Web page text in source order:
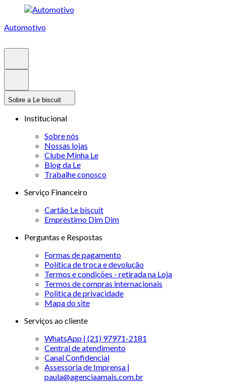
Automotivo
Sobre a Le biscuit
Institucional
Sobre nós
Nossas lojas
Clube Minha Le
Blog da Le
Trabalhe conosco
Serviço Financeiro
Cartão Le biscuit
Empréstimo Dim Dim
Perguntas e Respostas
Formas de pagamento
Política de troca e devolução
Termos e condições - retirada na Loja
Termos de compras internacionais
Politica de privacidade
Mapa do site
Serviços ao cliente
WhatsApp | (21) 97971-2181
Central de atendimento
Canal Confidencial
Assessoria de Imprensa |
paula@agenciaamais.com.br